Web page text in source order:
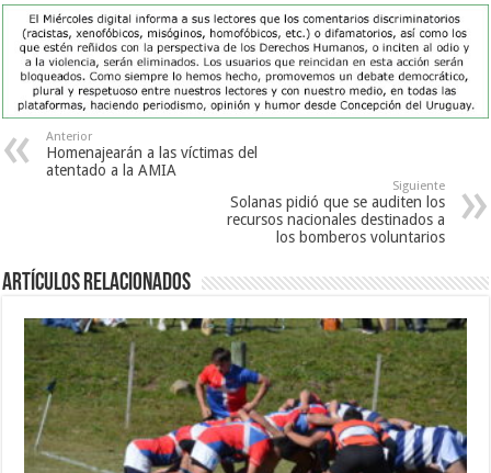
Anterior
Homenajearán a las víctimas del
atentado a la AMIA
Siguiente
Solanas pidió que se auditen los
recursos nacionales destinados a
los bomberos voluntarios
Artículos Relacionados